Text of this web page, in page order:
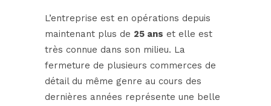
L’entreprise est en opérations depuis
maintenant plus de 25 ans et elle est
très connue dans son milieu. La
fermeture de plusieurs commerces de
détail du même genre au cours des
dernières années représente une belle